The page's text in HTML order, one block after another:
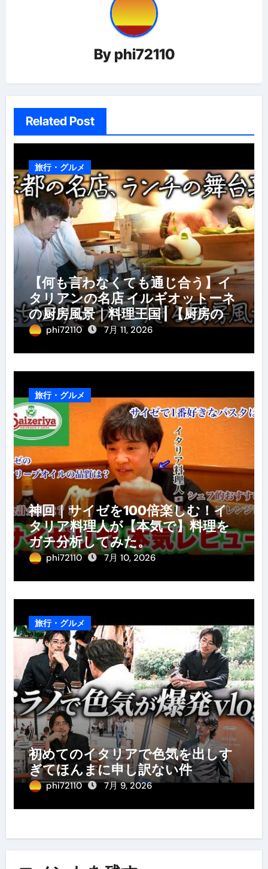
ョ
ン
By phi72110
Related Post
旅行・グルメ
【何も言わなくても通じ合う】イ
タリアンの名店 イルギオットーネ
の厨房風景｜料理王国 | 【厨房の世
界】【イタリアン】【営業風景】
phi72110 7月 11, 2026
旅行・グルメ
神回｜サイゼを100倍楽しむ！イ
タリア料理人が【本気で】料理を
ガチ分析してみた。
phi72110 7月 10, 2026
旅行・グルメ
初めてのイタリアで色気を出しす
ぎてほんまに申し訳ない件
phi72110 7月 9, 2026